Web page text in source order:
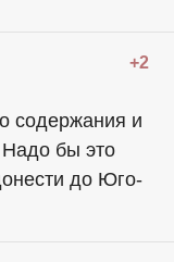
+2
содержания и
Надо бы это
до Юго-